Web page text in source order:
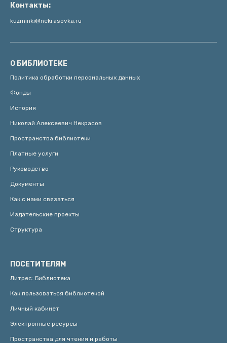
Контакты:
kuzminki@nekrasovka.ru
О БИБЛИОТЕКЕ
Политика обработки персональных данных
Фонды
История
Николай Алексеевич Некрасов
Пространства библиотеки
Платные услуги
Руководство
Документы
Как с нами связаться
Издательские проекты
Структура
ПОСЕТИТЕЛЯМ
Литрес: Библиотека
Как пользоваться библиотекой
Личный кабинет
Электронные ресурсы
Пространства для чтения и работы